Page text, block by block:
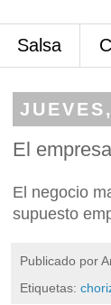
Salsa
El
El negocio
supuesto
Publicado por
Etiquetas: